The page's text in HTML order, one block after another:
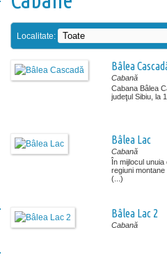
Localitate:
Bâlea
Cabană
Cabana Bâlea
judeţul Sibiu, la
Bâlea Lac
Cabană
În mijlocul
regiuni
(...)
Bâlea Lac 2
Cabană